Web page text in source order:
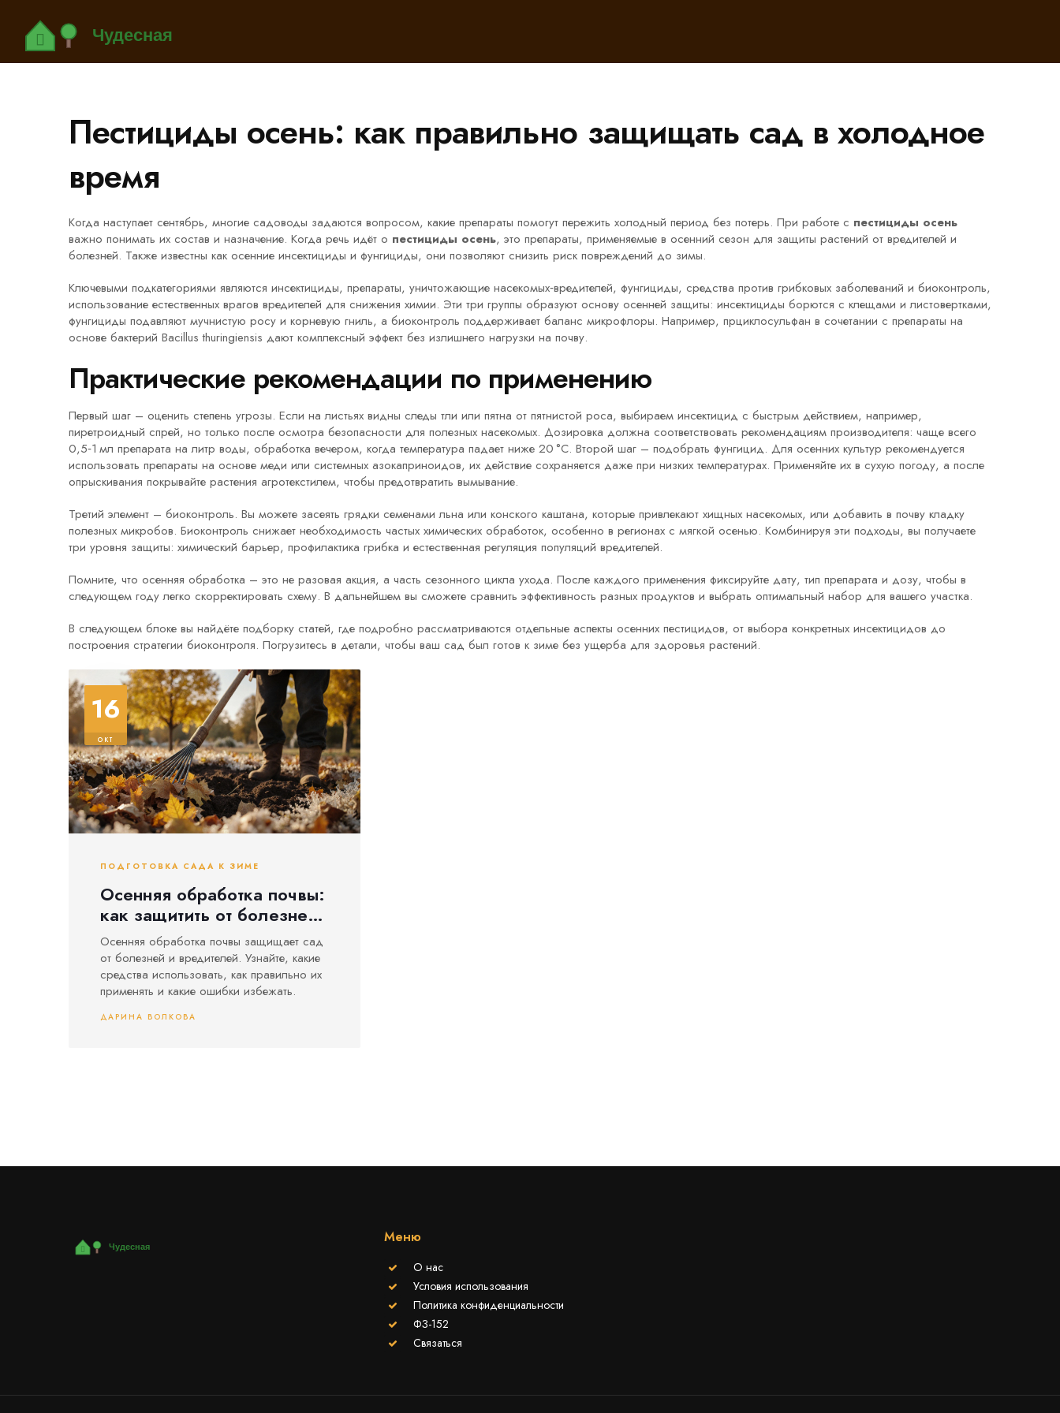
Пестициды осень: как правильно защищать сад в холодное
время
Когда наступает сентябрь, многие садоводы задаются вопросом, какие препараты помогут пережить холодный период без потерь. При работе с пестициды осень
важно понимать их состав и назначение. Когда речь идёт о пестициды осень, это препараты, применяемые в осенний сезон для защиты растений от вредителей и
болезней. Также известны как осенние инсектициды и фунгициды, они позволяют снизить риск повреждений до зимы.
Ключевыми подкатегориями являются инсектициды, препараты, уничтожающие насекомых‑вредителей, фунгициды, средства против грибковых заболеваний и биоконтроль,
использование естественных врагов вредителей для снижения химии. Эти три группы образуют основу осенней защиты: инсектициды борются с клещами и листовертками,
фунгициды подавляют мучнистую росу и корневую гниль, а биоконтроль поддерживает баланс микрофлоры. Например, прциклосульфан в сочетании с препараты на
основе бактерий Bacillus thuringiensis дают комплексный эффект без излишнего нагрузки на почву.
Практические рекомендации по применению
Первый шаг – оценить степень угрозы. Если на листьях видны следы тли или пятна от пятнистой роса, выбираем инсектицид с быстрым действием, например,
пиретроидный спрей, но только после осмотра безопасности для полезных насекомых. Дозировка должна соответствовать рекомендациям производителя: чаще всего
0,5‑1 мл препарата на литр воды, обработка вечером, когда температура падает ниже 20 °C. Второй шаг – подобрать фунгицид. Для осенних культур рекомендуется
использовать препараты на основе меди или системных азокаприноидов, их действие сохраняется даже при низких температурах. Применяйте их в сухую погоду, а после
опрыскивания покрывайте растения агротекстилем, чтобы предотвратить вымывание.
Третий элемент – биоконтроль. Вы можете засеять грядки семенами льна или конского каштана, которые привлекают хищных насекомых, или добавить в почву кладку
полезных микробов. Биоконтроль снижает необходимость частых химических обработок, особенно в регионах с мягкой осенью. Комбинируя эти подходы, вы получаете
три уровня защиты: химический барьер, профилактика грибка и естественная регуляция популяций вредителей.
Помните, что осенняя обработка – это не разовая акция, а часть сезонного цикла ухода. После каждого применения фиксируйте дату, тип препарата и дозу, чтобы в
следующем году легко скорректировать схему. В дальнейшем вы сможете сравнить эффективность разных продуктов и выбрать оптимальный набор для вашего участка.
В следующем блоке вы найдёте подборку статей, где подробно рассматриваются отдельные аспекты осенних пестицидов, от выбора конкретных инсектицидов до
построения стратегии биоконтроля. Погрузитесь в детали, чтобы ваш сад был готов к зиме без ущерба для здоровья растений.
16
окт
ПОДГОТОВКА САДА К ЗИМЕ
Осенняя обработка почвы:
как защитить от болезней
и вредителей
Осенняя обработка почвы защищает сад
от болезней и вредителей. Узнайте, какие
средства использовать, как правильно их
применять и какие ошибки избежать.
ДАРИНА ВОЛКОВА
Меню
О нас
Условия использования
Политика конфиденциальности
ФЗ-152
Связаться